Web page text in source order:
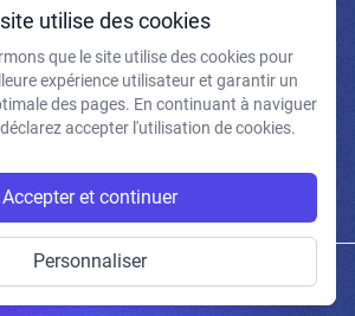
e-mails et confirme avoir pris connaissance de
de confidentialité et mentions légales.
| Gum Studio. Tous droits réservés.
utilise des cookies
que le site utilise des cookies pour
expérience utilisateur et garantir un
des pages. En continuant à naviguer
accepter l'utilisation de cookies.
Accepter et continuer
Personnaliser